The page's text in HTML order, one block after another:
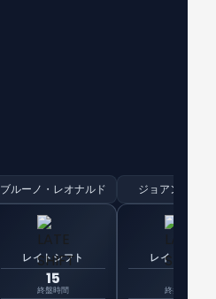
ブルーノ・レオナルド
レイトシフト
15
終盤時間
ジョアン・パウ
レイトシフト
終盤時間